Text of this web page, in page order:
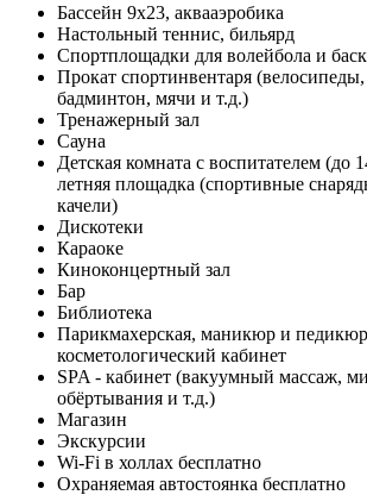
Бассейн 9х23, аквааэробика
Настольный теннис, бильярд
Спортплощадки для волейбола и
Прокат спортинвентаря
бадминтон, мячи и т.д.)
Тренажерный зал
Сауна
Детская комната с воспитателем (до
летняя площадка (спортивные
качели)
Дискотеки
Караоке
Киноконцертный зал
Бар
Библиотека
Парикмахерская, маникюр и
косметологический кабинет
SPA - кабинет (вакуумный массаж,
обёртывания и т.д.)
Магазин
Экскурсии
Wi-Fi в холлах бесплатно
Охраняемая автостоянка бесплатно